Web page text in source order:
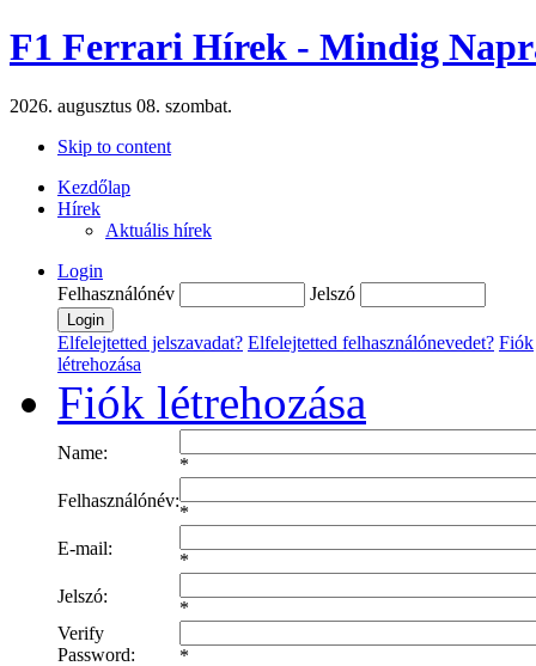
F1 Ferrari Hírek - Mindig
2026. augusztus 08. szombat.
Skip to content
Kezdőlap
Hírek
Aktuális hírek
Login
Felhasználónév
Jelszó
Elfelejtetted jelszavadat? Elfelejtetted felhasználónevedet? Fiók
létrehozása
Fiók létrehozása
Name:
*
Felhasználónév:
*
E-mail:
*
Jelszó:
*
Verify
Password:
*